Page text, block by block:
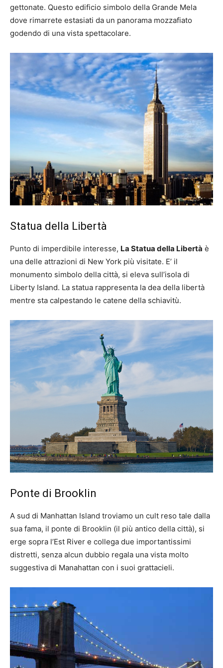
gettonate. Questo edificio simbolo della Grande Mela
dove rimarrete estasiati da un panorama mozzafiato
godendo di una vista spettacolare.
Statua della Libertà
Punto di imperdibile interesse, La Statua della Libertà è
una delle attrazioni di New York più visitate. E’ il
monumento simbolo della città, si eleva sull’isola di
Liberty Island. La statua rappresenta la dea della libertà
mentre sta calpestando le catene della schiavitù.
Ponte di Brooklin
A sud di Manhattan Island troviamo un cult reso tale dalla
sua fama, il ponte di Brooklin (il più antico della città), si
erge sopra l’Est River e collega due importantissimi
distretti, senza alcun dubbio regala una vista molto
suggestiva di Manahattan con i suoi grattacieli.